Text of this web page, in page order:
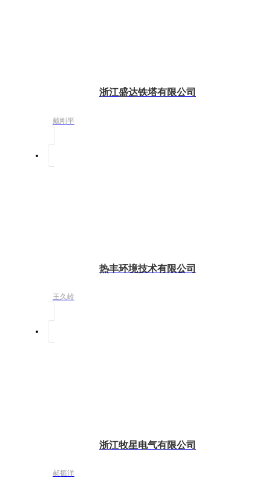
浙江盛达铁塔有限公司
戴刚平
热丰环境技术有限公司
王久岭
浙江牧星电气有限公司
郝振洋